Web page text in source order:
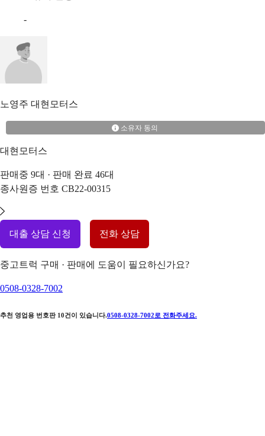
-
노영주 대현모터스
소유자 동의
대현모터스
판매중 9대 · 판매 완료 46대
종사원증 번호 CB22-00315
대출 상담 신청 전화 상담
중고트럭 구매 · 판매에 도움이 필요하신가요?
0508-0328-7002
추천 영업용 번호판 10건이 있습니다.0508-0328-7002 로 전화주세요.